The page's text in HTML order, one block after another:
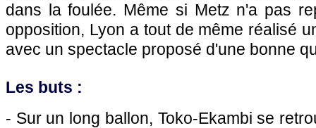
dans la foulée. Même si Metz n'a pas
opposition, Lyon a tout de même réalisé
avec un spectacle proposé d'une bonne
Les buts :
- Sur un long ballon, Toko-Ekambi se